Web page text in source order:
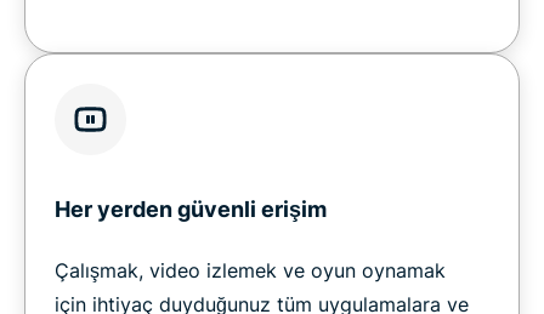
Her yerden güvenli erişim
Çalışmak, video izlemek ve oyun oynamak
için ihtiyaç duyduğunuz tüm uygulamalara ve